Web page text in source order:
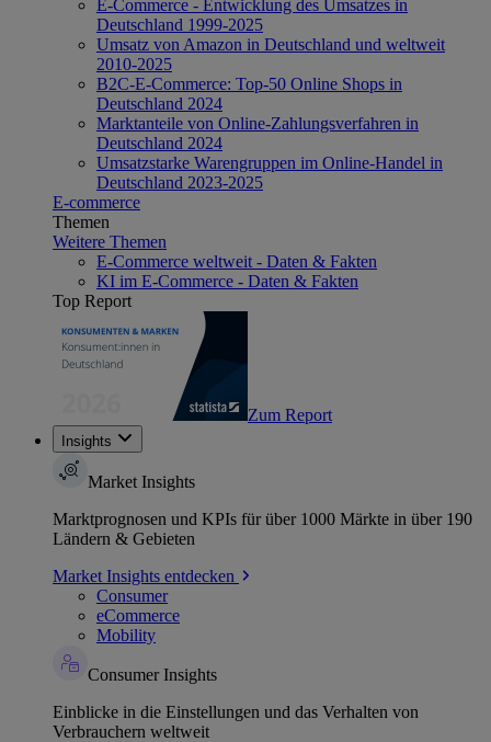
E-Commerce - Entwicklung des Umsatzes in
Deutschland 1999-2025
Umsatz von Amazon in Deutschland und weltweit
2010-2025
B2C-E-Commerce: Top-50 Online Shops in
Deutschland 2024
Marktanteile von Online-Zahlungsverfahren in
Deutschland 2024
Umsatzstarke Warengruppen im Online-Handel in
Deutschland 2023-2025
E-commerce
Themen
Weitere Themen
E-Commerce weltweit - Daten & Fakten
KI im E-Commerce - Daten & Fakten
Top Report
Zum Report
Insights
Market Insights
Marktprognosen und KPIs für über 1000 Märkte in über 190
Ländern & Gebieten
Market Insights entdecken
Consumer
eCommerce
Mobility
Consumer Insights
Einblicke in die Einstellungen und das Verhalten von
Verbrauchern weltweit